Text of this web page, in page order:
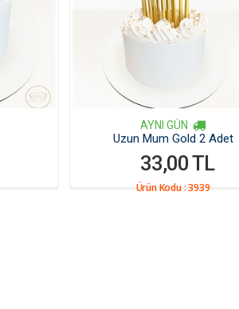
AYNI GÜN
Uzun Mum Gold 2 Adet
33,00 TL
Ürün Kodu :3939